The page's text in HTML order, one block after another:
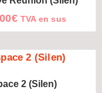
€ TVA en sus
2 (Silen)